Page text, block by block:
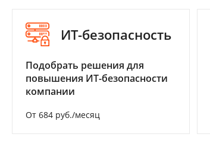
ИТ-безопасность
Подобрать решения для
повышения ИТ-безопасности
компании
От 684 руб./месяц